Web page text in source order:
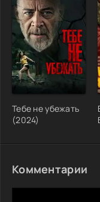
Тебе не убежать
(2024)
Комментарии